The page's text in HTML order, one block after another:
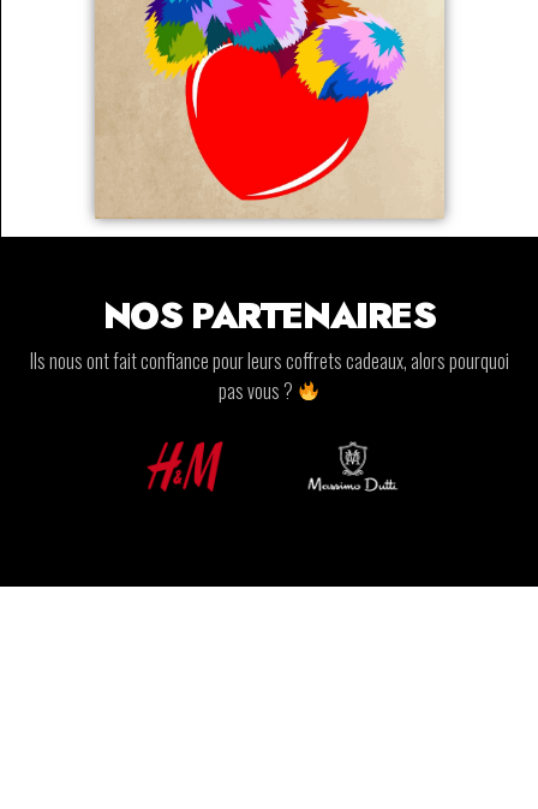
NOS PARTENAIRES
Ils nous ont fait confiance pour leurs coffrets cadeaux, alors pourquoi
pas vous ?